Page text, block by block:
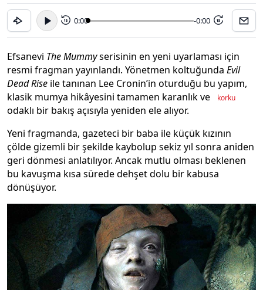
15 0:00 -0:00 15
Efsanevi The Mummyserisinin en yeni uyarlaması için
resmi fragman yayınlandı. Yönetmen koltuğunda Evil
Dead Rise ile tanınan Lee Cronin’in oturduğu bu yapım,
klasik mumya hikâyesini tamamen karanlık ve
korku
odaklı bir bakış açısıyla yeniden ele alıyor.
Yeni fragmanda, gazeteci bir baba ile küçük kızının
çölde gizemli bir şekilde kaybolup sekiz yıl sonra aniden
geri dönmesi anlatılıyor. Ancak mutlu olması beklenen
bu kavuşma kısa sürede dehşet dolu bir kabusa
dönüşüyor.